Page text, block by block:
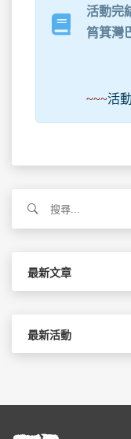
活動完
筲箕灣
~~~活
關
最新文章
最新活動